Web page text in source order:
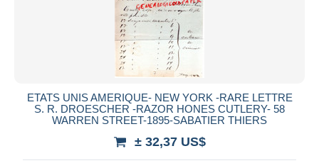
ETATS UNIS AMERIQUE- NEW YORK -RARE LETTRE
S. R. DROESCHER -RAZOR HONES CUTLERY- 58
WARREN STREET-1895-SABATIER THIERS
± 32,37 US$